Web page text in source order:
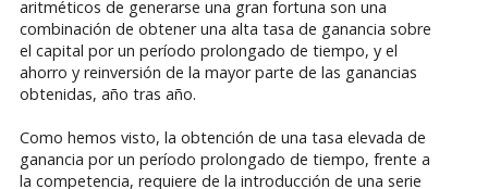
aritméticos de generarse una gran fortuna son una
combinación de obtener una alta tasa de ganancia sobre
el capital por un período prolongado de tiempo, y el
ahorro y reinversión de la mayor parte de las ganancias
obtenidas, año tras año.
Como hemos visto, la obtención de una tasa elevada de
ganancia por un período prolongado de tiempo, frente a
la competencia, requiere de la introducción de una serie